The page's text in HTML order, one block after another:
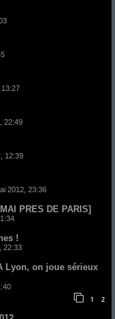
13:27
22:49
12:39
2012, 23:36
PRES DE PARIS]
!
22:33
Lyon, on joue sérieux
1 2